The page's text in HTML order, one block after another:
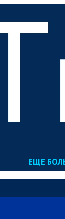
ЕЩЕ